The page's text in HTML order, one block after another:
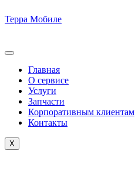
Терра Мобиле
Главная
О сервисе
Услуги
Запчасти
Корпоративным клиентам
Контакты
X